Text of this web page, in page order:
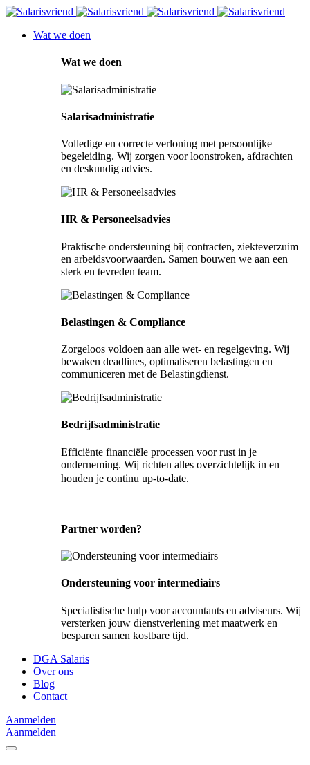
Wat we doen
Wat we doen
Salarisadministratie
Volledige en correcte verloning met persoonlijke
begeleiding. Wij zorgen voor loonstroken, afdrachten
en deskundig advies.
HR & Personeelsadvies
Praktische ondersteuning bij contracten, ziekteverzuim
en arbeidsvoorwaarden. Samen bouwen we aan een
sterk en tevreden team.
Belastingen & Compliance
Zorgeloos voldoen aan alle wet- en regelgeving. Wij
bewaken deadlines, optimaliseren belastingen en
communiceren met de Belastingdienst.
Bedrijfsadministratie
Efficiënte financiële processen voor rust in je
onderneming. Wij richten alles overzichtelijk in en
houden je continu up-to-date.
Partner worden?
Ondersteuning voor intermediairs
Specialistische hulp voor accountants en adviseurs. Wij
versterken jouw dienstverlening met maatwerk en
besparen samen kostbare tijd.
DGA Salaris
Over ons
Blog
Contact
Aanmelden
Aanmelden